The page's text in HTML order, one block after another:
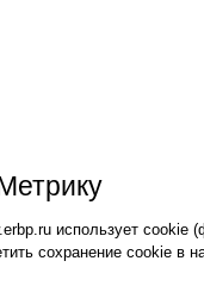
использует
сохранение cookie в